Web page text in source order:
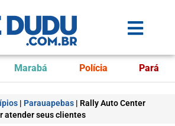
Marabá Polícia Pará
| Parauapebas | Rally Auto Center
atender seus clientes